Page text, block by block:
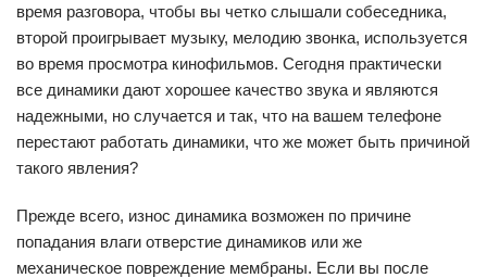
время разговора, чтобы вы четко слышали собеседника,
второй проигрывает музыку, мелодию звонка, используется
во время просмотра кинофильмов. Сегодня практически
все динамики дают хорошее качество звука и являются
надежными, но случается и так, что на вашем телефоне
перестают работать динамики, что же может быть причиной
такого явления?
Прежде всего, износ динамика возможен по причине
попадания влаги отверстие динамиков или же
механическое повреждение мембраны. Если вы после